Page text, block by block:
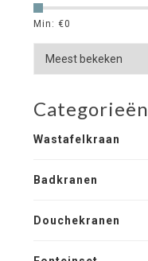
Min: €0
Categorieën
Wastafelkraan
Badkranen
Douchekranen